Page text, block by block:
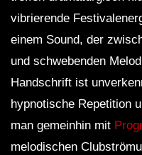
vibrierende
einem Sound, der
und schwebenden
Handschrift ist
hypnotische Repetition
man gemeinhin mit
melodischen